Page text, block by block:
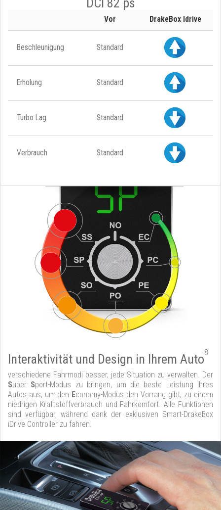
Vor DrakeBox Idrive
Beschleunigung Standard
Erholung Standard
Turbo Lag Standard
Verbrauch Standard
Interaktivität und Design in Ihrem Auto8
verschiedene Fahrmodi besser, jede Situation zu verwalten. Der
Super Sport-Modus zu bringen, um die beste Leistung Ihres
Autos aus, um den Economy-Modus den Vorrang gibt, zu einem
niedrigen Kraftstoffverbrauch und Fahrkomfort. Alle Funktionen
sind verfügbar, während dank der exklusiven Smart-DrakeBox
iDrive Controller zu fahren.